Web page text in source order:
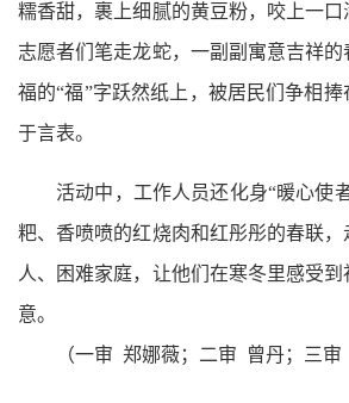
糯香甜，裹上细腻的黄豆粉，咬上一
志愿者们笔走龙蛇，一副副寓意吉祥
福的“福”字跃然纸上，被居民们争相
于言表。
活动中，工作人员还化身“暖心使
粑、香喷喷的红烧肉和红彤彤的春联
人、困难家庭，让他们在寒冬里感受
意。
（一审 郑娜薇；二审 曾丹；三审